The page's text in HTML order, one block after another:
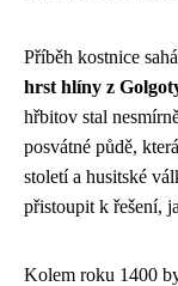
Příběh kostnice
hrst hlíny z
hřbitov stal
posvátné půdě,
století a husitské
přistoupit k řešení,
Kolem roku 1400